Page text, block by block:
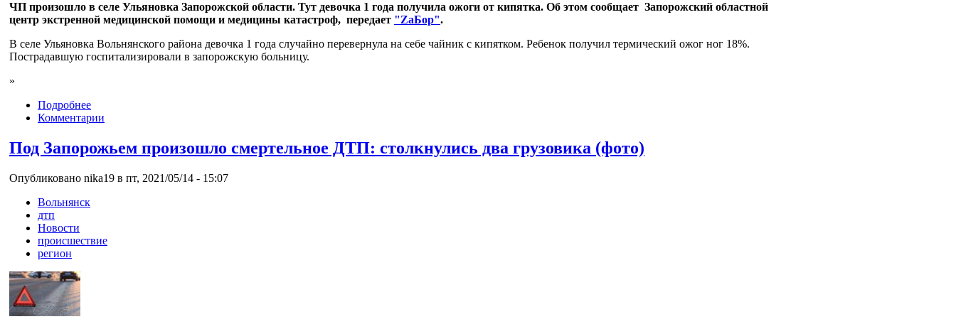
ЧП произошло в селе Ульяновка Запорожской области. Тут девочка 1 года получила ожоги от кипятка. Об этом сообщает Запорожский областной
центр экстренной медицинской помощи и медицины катастроф, передает "ZаБор".
В селе Ульяновка Вольнянского района девочка 1 года случайно перевернула на себе чайник с кипятком. Ребенок получил термический ожог ног 18%.
Пострадавшую госпитализировали в запорожскую больницу.
»
Подробнее
Комментарии
Под Запорожьем произошло смертельное ДТП: столкнулись два грузовика (фото)
Опубликовано nika19 в пт, 2021/05/14 - 15:07
Вольнянск
дтп
Новости
происшествие
регион